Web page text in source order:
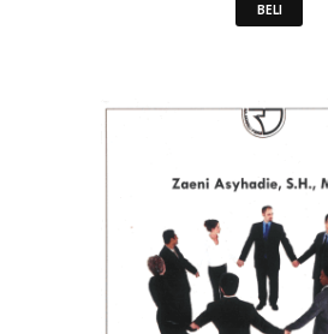
BELI